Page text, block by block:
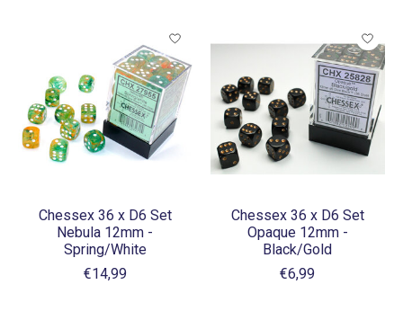
Chessex 36 x D6 Set
Nebula 12mm -
Spring/White
€14,99
Chessex 36 x D6 Set
Opaque 12mm -
Black/Gold
€6,99